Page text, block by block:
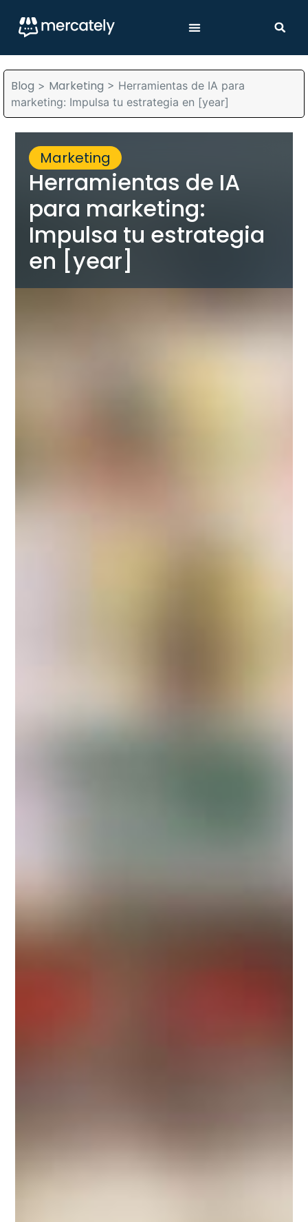
Blog > Marketing > Herramientas de IA para
marketing: Impulsa tu estrategia en [year]
Marketing
Herramientas de IA
para marketing:
Impulsa tu estrategia
en [year]